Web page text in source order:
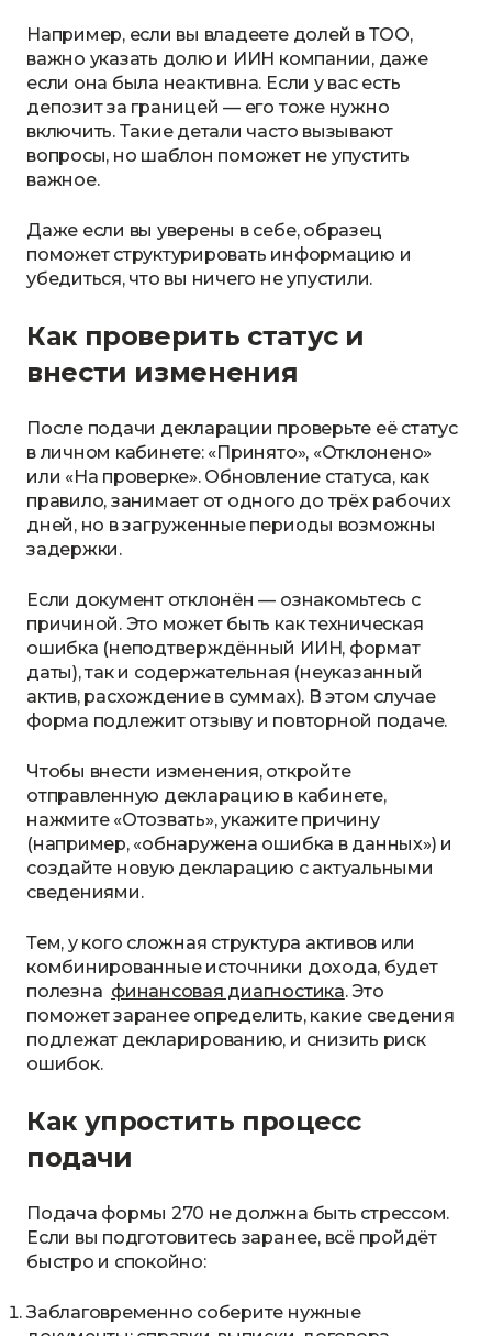
Например, если вы владеете долей в ТОО,
важно указать долю и ИИН компании, даже
если она была неактивна. Если у вас есть
депозит за границей — его тоже нужно
включить. Такие детали часто вызывают
вопросы, но шаблон поможет не упустить
важное.
Даже если вы уверены в себе, образец
поможет структурировать информацию и
убедиться, что вы ничего не упустили.
Как проверить статус и
внести изменения
После подачи декларации проверьте её статус
в личном кабинете: «Принято», «Отклонено»
или «На проверке». Обновление статуса, как
правило, занимает от одного до трёх рабочих
дней, но в загруженные периоды возможны
задержки.
Если документ отклонён — ознакомьтесь с
причиной. Это может быть как техническая
ошибка (неподтверждённый ИИН, формат
даты), так и содержательная (неуказанный
актив, расхождение в суммах). В этом случае
форма подлежит отзыву и повторной подаче.
Чтобы внести изменения, откройте
отправленную декларацию в кабинете,
нажмите «Отозвать», укажите причину
(например, «обнаружена ошибка в данных») и
создайте новую декларацию с актуальными
сведениями.
Тем, у кого сложная структура активов или
комбинированные источники дохода, будет
полезна финансовая диагностика. Это
поможет заранее определить, какие сведения
подлежат декларированию, и снизить риск
ошибок.
Как упростить процесс
подачи
Подача формы 270 не должна быть стрессом.
Если вы подготовитесь заранее, всё пройдёт
быстро и спокойно:
Заблаговременно соберите нужные